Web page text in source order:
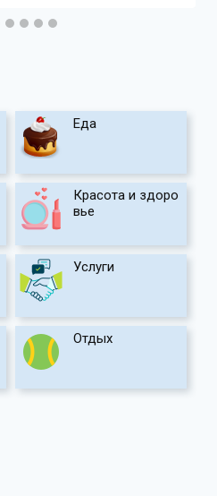
Еда
Красота и здоро
вье
Услуги
Отдых